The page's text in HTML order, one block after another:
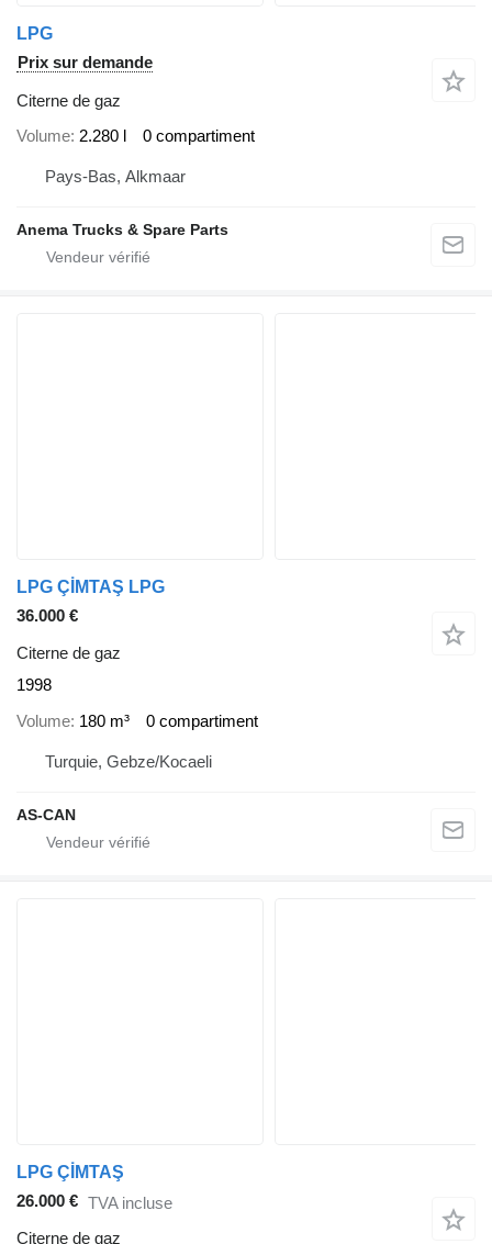
LPG
Prix sur demande
Citerne de gaz
Volume 2.280 l 0 compartiment
Pays-Bas, Alkmaar
Anema Trucks & Spare Parts
LPG ÇİMTAŞ LPG
36.000 €
Citerne de gaz
1998
Volume 180 m³ 0 compartiment
Turquie, Gebze/Kocaeli
AS-CAN
LPG ÇİMTAŞ
26.000 € TVA incluse
Citerne de gaz